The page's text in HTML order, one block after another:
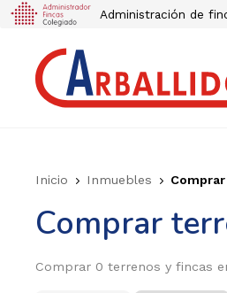
Administración de
Inicio Inmuebles
Comprar
Comprar 0 terrenos y fincas